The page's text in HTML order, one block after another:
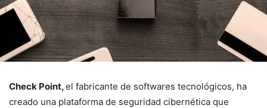
Check Point,el fabricante de softwares tecnológicos, ha
creado una plataforma de seguridad cibernética que